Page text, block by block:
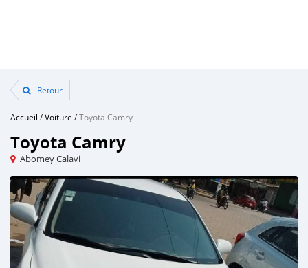
Retour
Accueil /Voiture /Toyota Camry
Toyota Camry
Abomey Calavi